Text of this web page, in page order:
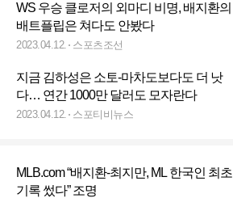
WS 우승 클로저의 외마디 비명, 배지환의
배트플립은 쳐다도 안봤다
2023.04.12. 스포츠조선
지금 김하성은 소토-마차도보다도 더 낫
다… 연간 1000만 달러도 모자란다
2023.04.12. 스포티비뉴스
MLB.com “배지환-최지만, ML 한국인 최초
기록 썼다” 조명